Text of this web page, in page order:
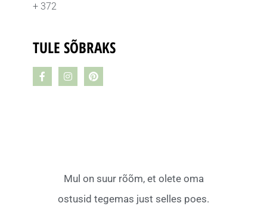
Mul on suur rõõm, et olete oma
ostusid tegemas just selles poes.
+ 372
TULE SÕBRAKS